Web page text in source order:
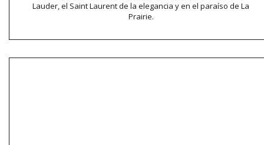
Lauder, el Saint Laurent de la elegancia y en el paraíso de La
Prairie.